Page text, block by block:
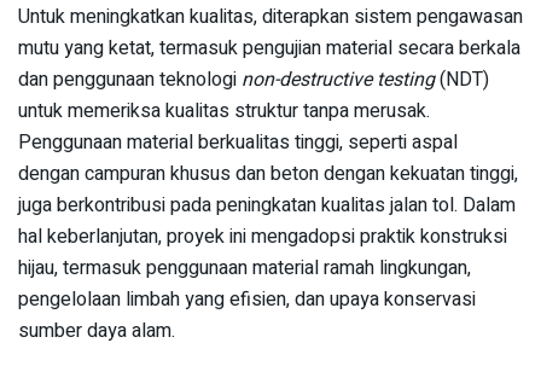
Untuk meningkatkan kualitas, diterapkan sistem pengawasan
mutu yang ketat, termasuk pengujian material secara berkala
dan penggunaan teknologi non-destructive testing(NDT)
untuk memeriksa kualitas struktur tanpa merusak.
Penggunaan material berkualitas tinggi, seperti aspal
dengan campuran khusus dan beton dengan kekuatan tinggi,
juga berkontribusi pada peningkatan kualitas jalan tol. Dalam
hal keberlanjutan, proyek ini mengadopsi praktik konstruksi
hijau, termasuk penggunaan material ramah lingkungan,
pengelolaan limbah yang efisien, dan upaya konservasi
sumber daya alam.